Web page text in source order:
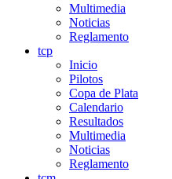
Multimedia
Noticias
Reglamento
tcp
Inicio
Pilotos
Copa de Plata
Calendario
Resultados
Multimedia
Noticias
Reglamento